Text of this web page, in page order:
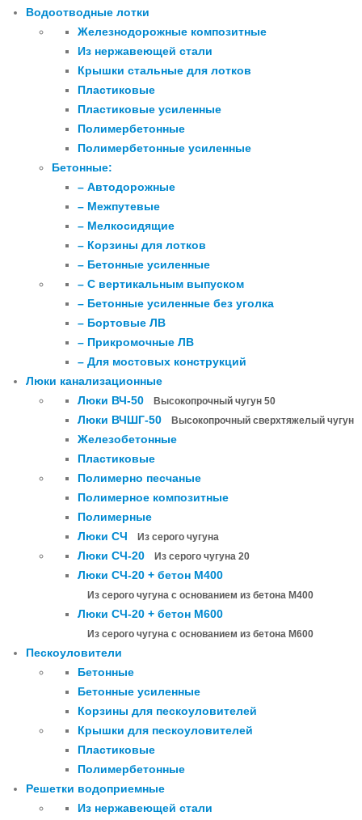
Водоотводные лотки
Железнодорожные композитные
Из нержавеющей стали
Крышки стальные для лотков
Пластиковые
Пластиковые усиленные
Полимербетонные
Полимербетонные усиленные
Бетонные:
– Автодорожные
– Межпутевые
– Мелкосидящие
– Корзины для лотков
– Бетонные усиленные
– С вертикальным выпуском
– Бетонные усиленные без уголка
– Бортовые ЛВ
– Прикромочные ЛВ
– Для мостовых конструкций
Люки канализационные
Люки ВЧ-50
Высокопрочный чугун 50
Люки ВЧШГ-50 Высокопрочный сверхтяжелый чугун
Железобетонные
Пластиковые
Полимерно песчаные
Полимерное композитные
Полимерные
Люки СЧ
Из серого чугуна
Люки СЧ-20 Из серого чугуна 20
Люки СЧ-20 + бетон М400
Из серого чугуна с основанием из бетона М400
Люки СЧ-20 + бетон М600
Из серого чугуна с основанием из бетона М600
Пескоуловители
Бетонные
Бетонные усиленные
Корзины для пескоуловителей
Крышки для пескоуловителей
Пластиковые
Полимербетонные
Решетки водоприемные
Из нержавеющей стали